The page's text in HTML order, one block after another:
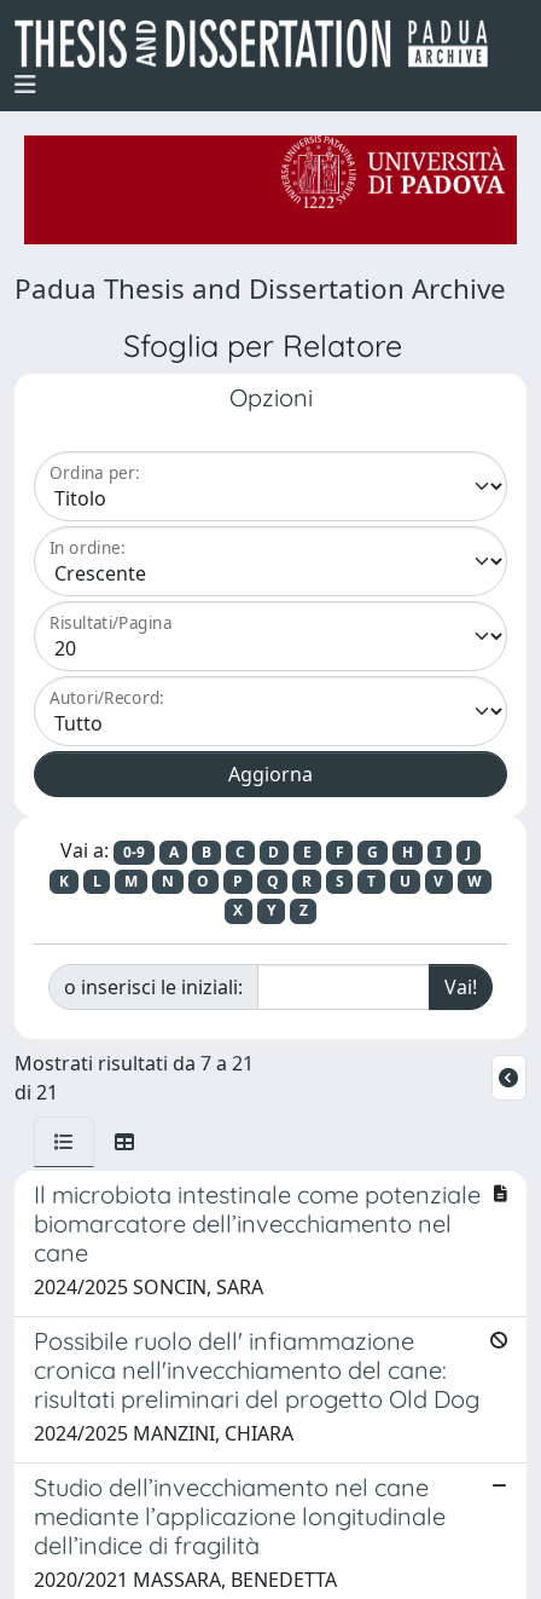
Padua Thesis and Dissertation Archive
Sfoglia per Relatore
Opzioni
Ordina per:
In ordine:
Risultati/Pagina
Autori/Record:
Vai a: 0-9 A B C D E F G H I
J
K
L M N O P Q R S T U V
W
X
Y Z
o inserisci le iniziali:
Mostrati risultati da 7 a 21
di 21
Il microbiota intestinale come potenziale
biomarcatore dell’invecchiamento nel
cane
2024/2025 SONCIN, SARA
Possibile ruolo dell' infiammazione
cronica nell'invecchiamento del cane:
risultati preliminari del progetto Old Dog
2024/2025 MANZINI, CHIARA
Studio dell’invecchiamento nel cane
mediante l’applicazione longitudinale
dell’indice di fragilità
2020/2021 MASSARA, BENEDETTA